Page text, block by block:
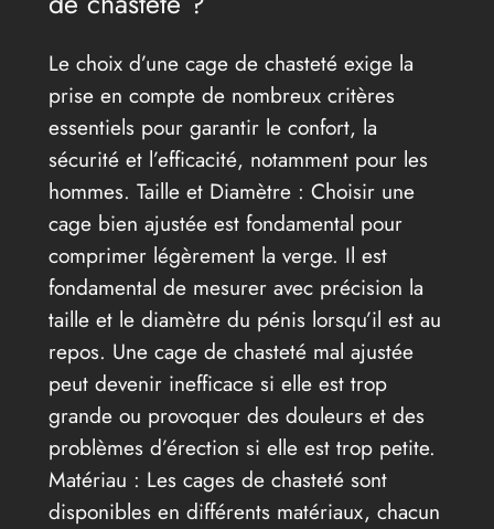
Le choix d’une cage de chasteté exige la
prise en compte de nombreux critères
essentiels pour garantir le confort, la
sécurité et l’efficacité, notamment pour les
hommes. Taille et Diamètre : Choisir une
cage bien ajustée est fondamental pour
comprimer légèrement la verge. Il est
fondamental de mesurer avec précision la
taille et le diamètre du pénis lorsqu’il est au
repos. Une cage de chasteté mal ajustée
peut devenir inefficace si elle est trop
grande ou provoquer des douleurs et des
problèmes d’érection si elle est trop petite.
Matériau : Les cages de chasteté sont
disponibles en différents matériaux, chacun